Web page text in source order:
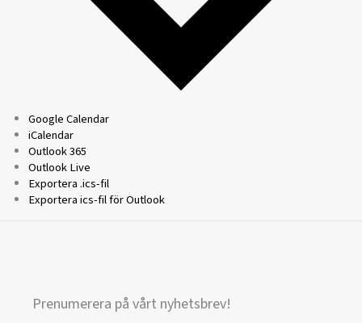
Google Calendar
iCalendar
Outlook 365
Outlook Live
Exportera .ics-fil
Exportera ics-fil för Outlook
Prenumerera på vårt nyhetsbrev!